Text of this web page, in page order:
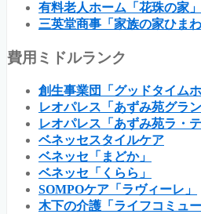
有料老人ホーム「花珠の家」
三英堂商事「家族の家ひまわ
費用ミドルランク
創生事業団「グッドタイムホ
レオパレス「あずみ苑グラン
レオパレス「あずみ苑ラ・テ
ベネッセスタイルケア
ベネッセ「まどか」
ベネッセ「くらら」
SOMPOケア「ラヴィーレ」
木下の介護「ライフコミュー